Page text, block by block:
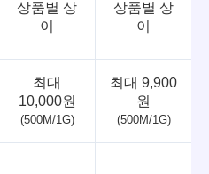
상품별 상
이
상품별 상
이
최대
10,000원
(500M/1G)
최대 9,900
원
(500M/1G)